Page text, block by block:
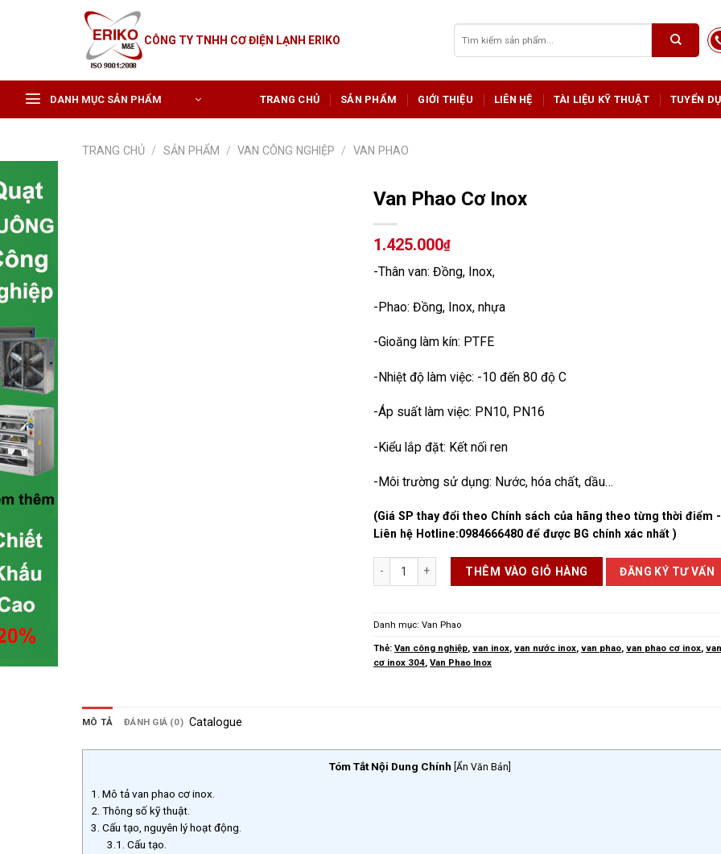
CÔNG TY TNHH CƠ ĐIỆN LẠNH ERIKO
kiếm:
DANH MỤC SẢN PHẨM TRANG CHỦ SẢN PHẨM GIỚI THIỆU LIÊN HỆ TÀI LIỆU KỸ THUẬT TUYỂN
TRANG CHỦ / SẢN PHẨM / VAN CÔNG NGHIỆP /
VAN PHAO
Van Phao Cơ Inox
1.425.000₫
-Thân van: Đồng, Inox,
-Phao: Đồng, Inox, nhựa
-Gioăng làm kín: PTFE
-Nhiệt độ làm việc: -10 đến 80 độ C
-Áp suất làm việc: PN10, PN16
-Kiểu lắp đặt: Kết nối ren
-Môi trường sử dụng: Nước, hóa chất, dầu…
(Giá SP thay đổi theo Chính sách của hãng theo từng thời điểm
Liên hệ Hotline:0984666480 để được BG chính xác nhất )
Van Phao Cơ Inox số lượng
THÊM VÀO GIỎ HÀNG ĐĂNG KÝ TƯ VẤN
Danh mục:Van Phao
Thẻ:Van công nghiệp,van inox,van nước inox,van phao,van phao cơ inox,
cơ inox 304,Van Phao Inox
MÔ TẢ ĐÁNH GIÁ (0) Catalogue
Tóm Tắt Nội Dung Chính Ẩn Văn Bản
1. Mô tả van phao cơ inox.
2. Thông số kỹ thuật.
3. Cấu tạo, nguyên lý hoạt động.
3.1. Cấu tạo.